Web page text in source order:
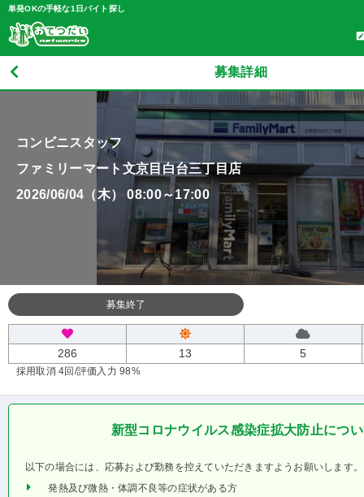
単発OKの手軽な1日バイト探し
募集詳細
コンビニスタッフ
ファミリーマート文京目白台三丁目店
2026/06/04（木） 08:00～17:00
募集終了
286 13 5
採用取消 4回 /評価入力 98%
新型コロナウイルス感染症拡大防止につ
以下の場合には、応募および勤務を控えていただきますようお願いします。
発熱及び微熱・体調不良等の症状がある方